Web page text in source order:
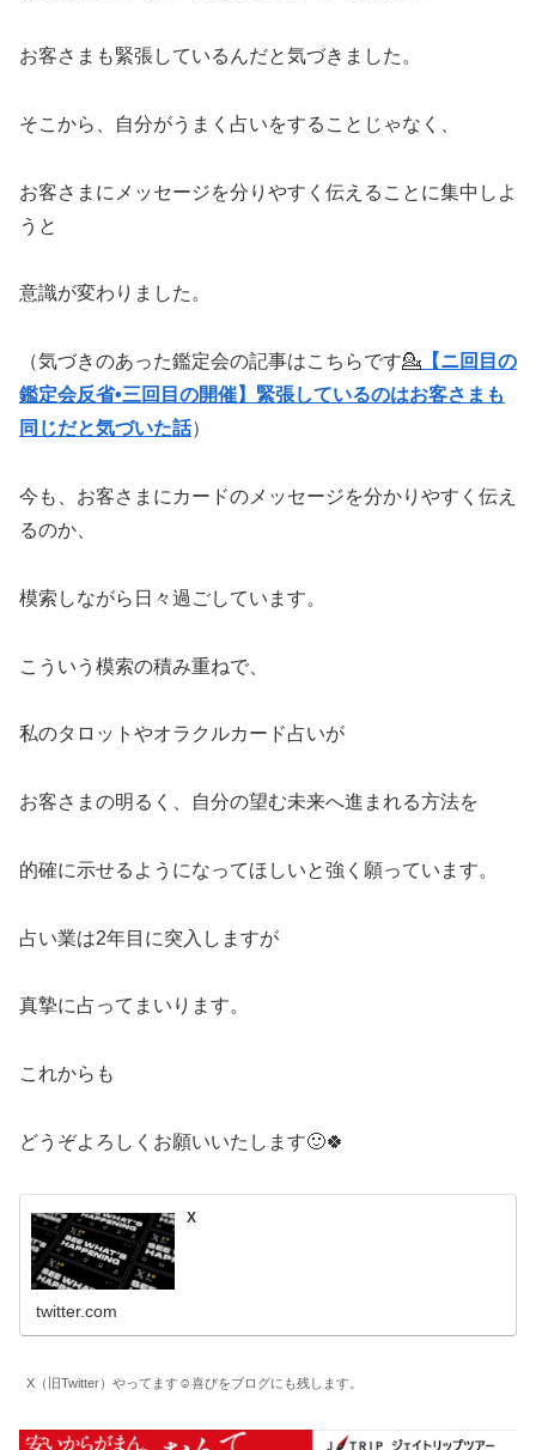
お客さまも緊張しているんだと気づきました。
そこから、自分がうまく占いをすることじゃなく、
お客さまにメッセージを分りやすく伝えることに集中しよ
うと
意識が変わりました。
（気づきのあった鑑定会の記事はこちらです💁 【ニ回目の
鑑定会反省•三回目の開催】緊張しているのはお客さまも
同じだと気づいた話）
今も、お客さまにカードのメッセージを分かりやすく伝え
るのか、
模索しながら日々過ごしています。
こういう模索の積み重ねで、
私のタロットやオラクルカード占いが
お客さまの明るく、自分の望む未来へ進まれる方法を
的確に示せるようになってほしいと強く願っています。
占い業は2年目に突入しますが
真摯に占ってまいります。
これからも
どうぞよろしくお願いいたします🙂🍀
X
twitter.com
X（旧Twitter）やってます☺️喜びをブログにも残します。